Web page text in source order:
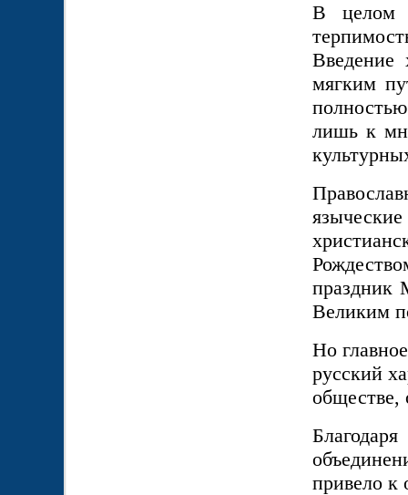
В целом
Введение
мягким
лишь к
праздник
Великим
Но
русский
обществе,
привело к